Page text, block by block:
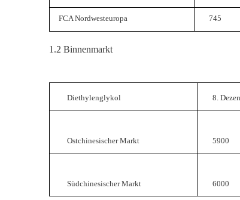
FCA Nordwesteuropa 745
1.2 Binnenmarkt
Diethylenglykol 8.
Ostchinesischer Markt 5900
Südchinesischer Markt 6000